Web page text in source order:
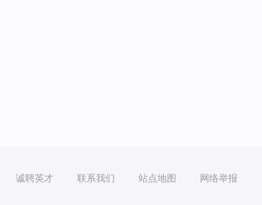
诚聘英才 联系我们 站点地图 网络举报